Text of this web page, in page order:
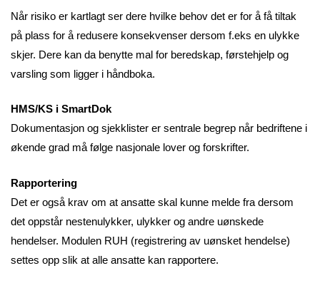
Når risiko er kartlagt ser dere hvilke behov det er for å få tiltak
på plass for å redusere konsekvenser dersom f.eks en ulykke
skjer. Dere kan da benytte mal for beredskap, førstehjelp og
varsling som ligger i håndboka.
HMS/KS i SmartDok
Dokumentasjon og sjekklister er sentrale begrep når bedriftene i
økende grad må følge nasjonale lover og forskrifter.
Rapportering
Det er også krav om at ansatte skal kunne melde fra dersom
det oppstår nestenulykker, ulykker og andre uønskede
hendelser. Modulen RUH (registrering av uønsket hendelse)
settes opp slik at alle ansatte kan rapportere.